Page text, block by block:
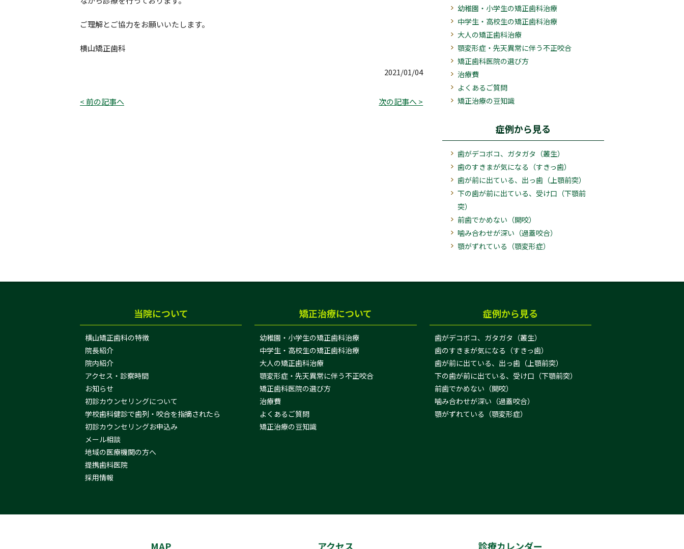
ご理解とご協力をお願いいたします。
横山矯正歯科
2021/01/04
< 前の記事へ 次の記事へ >
幼稚園・小学生の矯正歯科治療
中学生・高校生の矯正歯科治療
大人の矯正歯科治療
顎変形症・先天異常に伴う不正咬合
矯正歯科医院の選び方
治療費
よくあるご質問
矯正治療の豆知識
症例から見る
歯がデコボコ、ガタガタ（叢生）
歯のすきまが気になる（すきっ歯）
歯が前に出ている、出っ歯（上顎前突）
下の歯が前に出ている、受け口（下顎前
突）
前歯でかめない（開咬）
噛み合わせが深い（過蓋咬合）
顎がずれている（顎変形症）
当院について
横山矯正歯科の特徴
院長紹介
院内紹介
アクセス・診察時間
お知らせ
初診カウンセリングについて
学校歯科健診で歯列・咬合を指摘されたら
初診カウンセリングお申込み
メール相談
地域の医療機関の方へ
提携歯科医院
採用情報
矯正治療について
幼稚園・小学生の矯正歯科治療
中学生・高校生の矯正歯科治療
大人の矯正歯科治療
顎変形症・先天異常に伴う不正咬合
矯正歯科医院の選び方
治療費
よくあるご質問
矯正治療の豆知識
症例から見る
歯がデコボコ、ガタガタ（叢生）
歯のすきまが気になる（すきっ歯）
歯が前に出ている、出っ歯（上顎前突）
下の歯が前に出ている、受け口（下顎前突）
前歯でかめない（開咬）
噛み合わせが深い（過蓋咬合）
顎がずれている（顎変形症）
MAP アクセス 診療カレンダー